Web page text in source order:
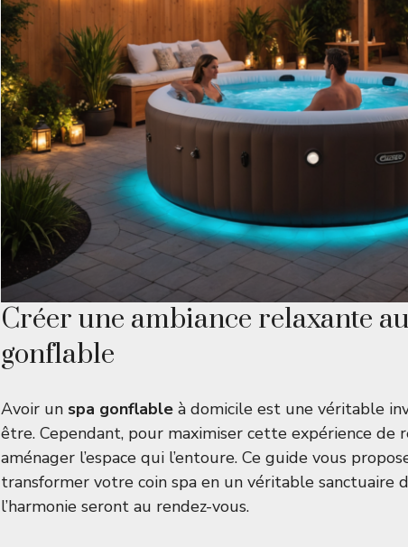
Créer une ambiance relaxante
gonflable
Avoir un spa gonflable à domicile est une véritable
être. Cependant, pour maximiser cette expérience de
aménager l’espace qui l’entoure. Ce guide vous
transformer votre coin spa en un véritable sanctuaire
l’harmonie seront au rendez-vous.